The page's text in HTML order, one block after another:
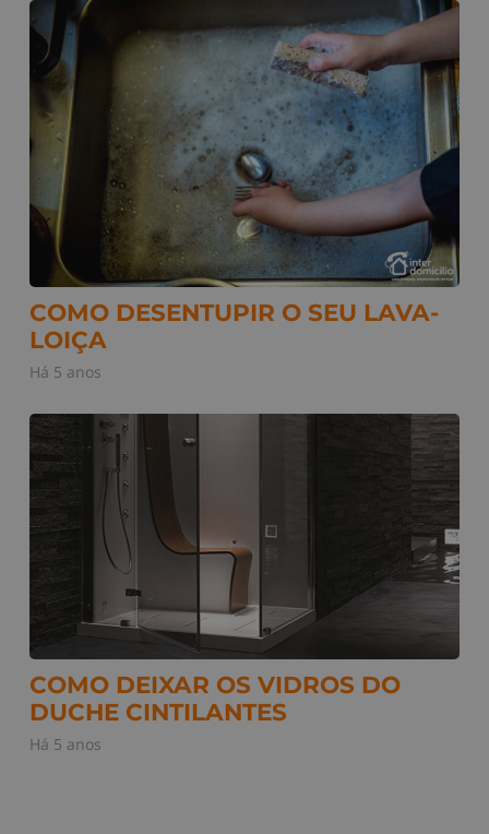
COMO DESENTUPIR O SEU LAVA-
LOIÇA
Há 5 anos
COMO DEIXAR OS VIDROS DO
DUCHE CINTILANTES
Há 5 anos